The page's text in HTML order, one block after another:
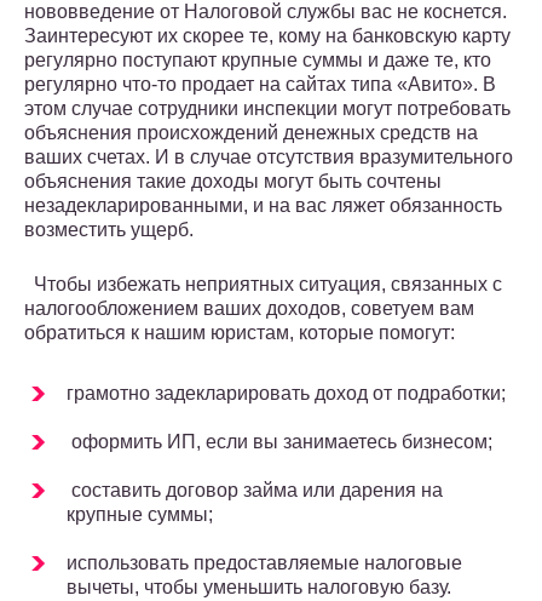
нововведение от Налоговой службы вас не коснется.
Заинтересуют их скорее те, кому на банковскую карту
регулярно поступают крупные суммы и даже те, кто
регулярно что-то продает на сайтах типа «Авито». В
этом случае сотрудники инспекции могут потребовать
объяснения происхождений денежных средств на
ваших счетах. И в случае отсутствия вразумительного
объяснения такие доходы могут быть сочтены
незадекларированными, и на вас ляжет обязанность
возместить ущерб.
Чтобы избежать неприятных ситуация, связанных с
налогообложением ваших доходов, советуем вам
обратиться к нашим юристам, которые помогут:
грамотно задекларировать доход от подработки;
оформить ИП, если вы занимаетесь бизнесом;
составить договор займа или дарения на
крупные суммы;
использовать предоставляемые налоговые
вычеты, чтобы уменьшить налоговую базу.